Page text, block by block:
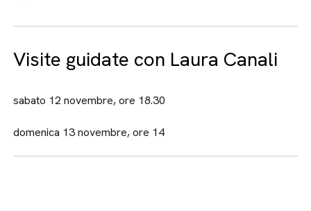
Visite guidate con Laura Canali
sabato 12 novembre, ore 18.30
domenica 13 novembre, ore 14